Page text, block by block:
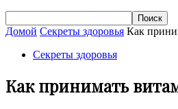
Домой Cекреты здоровья Как
Cекреты здоровья
Как принимать